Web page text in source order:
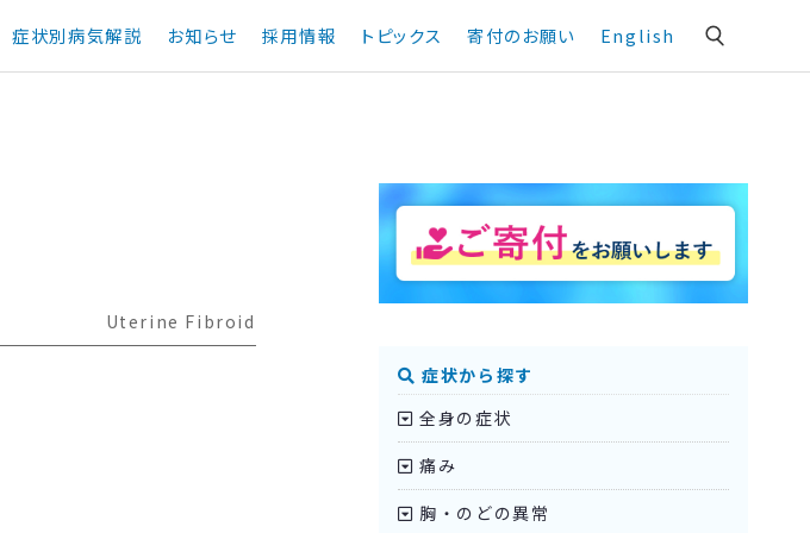
症状別病気解説 お知らせ 採用情報 トピックス 寄付のお願い English
Uterine Fibroid
症状から探す
全身の症状
痛み
胸・のどの異常